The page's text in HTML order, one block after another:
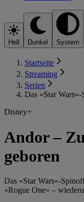
Hell Dunkel System
Startseite
Streaming
Serien
Das «Star
Disney+
Andor –
geboren
Das «Star Wars»-
«Rogue One» –